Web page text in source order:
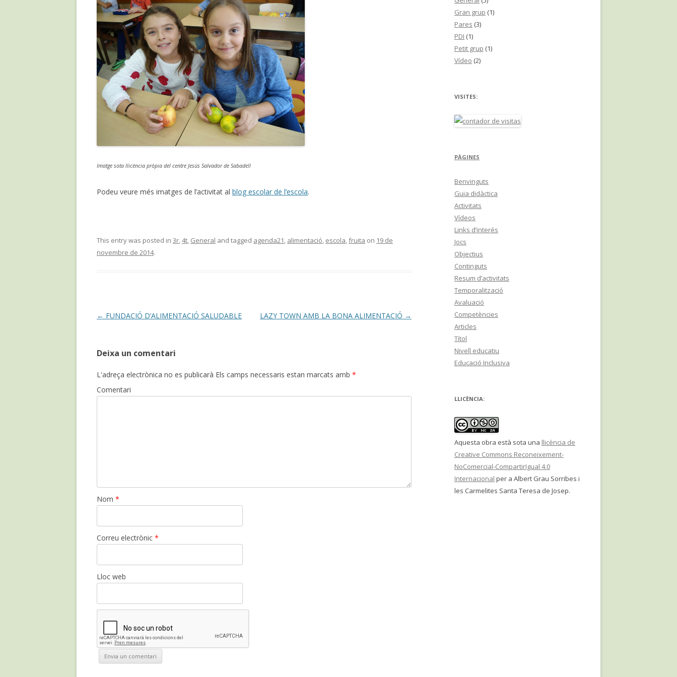
Imatge sota llicència pròpia del centre Jesús Salvador de Sabadell
Podeu veure més imatges de l’activitat al blog escolar de l’escola.
This entry was posted in 3r,4t, General and tagged agenda21, alimentació, escola,fruita on 19 de
novembre de 2014.
Post
← FUNDACIÓ D’ALIMENTACIÓ SALUDABLE LAZY TOWN AMB LA BONA ALIMENTACIÓ →
Deixa un comentari
L'adreça electrònica no es publicarà Els camps necessaris estan marcats amb *
Comentari
Nom *
Correu electrònic *
Lloc web
Gran grup (1)
Pares (3)
PDI (1)
Petit grup (1)
Vídeo (2)
VISITES:
PÀGINES
Benvinguts
Guia didàctica
Activitats
Vídeos
Links d’interés
Jocs
Objectius
Continguts
Resum d’activitats
Temporalització
Avaluació
Competències
Articles
Títol
Nivell educatiu
Educació Inclusiva
LLICÈNCIA:
Aquesta obra està sota una llicència de
Creative Commons Reconeixement-
NoComercial-CompartirIgual 4.0
Internacional per a Albert Grau Sorribes i
les Carmelites Santa Teresa de Josep.